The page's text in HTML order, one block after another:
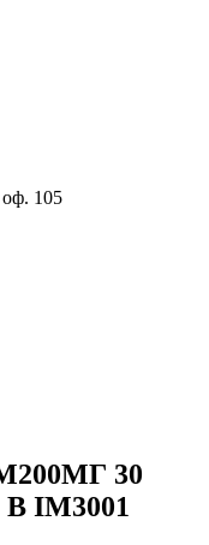
оф. 105
30
В IM3001